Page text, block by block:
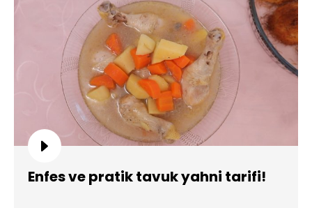
Enfes ve pratik tavuk yahni tarifi!